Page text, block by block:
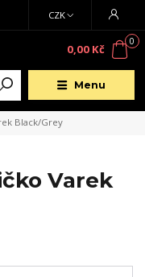
Menu
CZK
0
0,00 Kč
Black/Grey
Varek